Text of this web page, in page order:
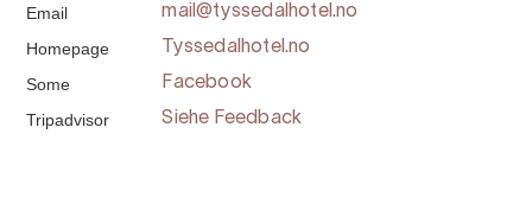
Email mail@tyssedalhotel.no
Homepage Tyssedalhotel.no
Some Facebook
Tripadvisor Siehe Feedback